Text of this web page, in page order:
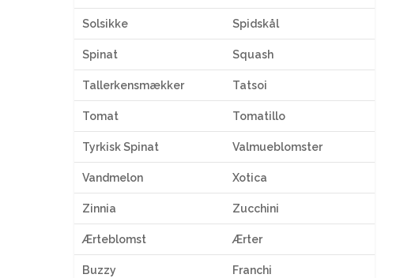
Solsikke Spidskål
Spinat Squash
Tallerkensmækker Tatsoi
Tomat Tomatillo
Tyrkisk Spinat Valmueblomster
Vandmelon Xotica
Zinnia Zucchini
Ærteblomst Ærter
Buzzy Franchi